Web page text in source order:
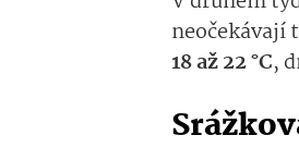
neočekávají
18 až 22 °C,